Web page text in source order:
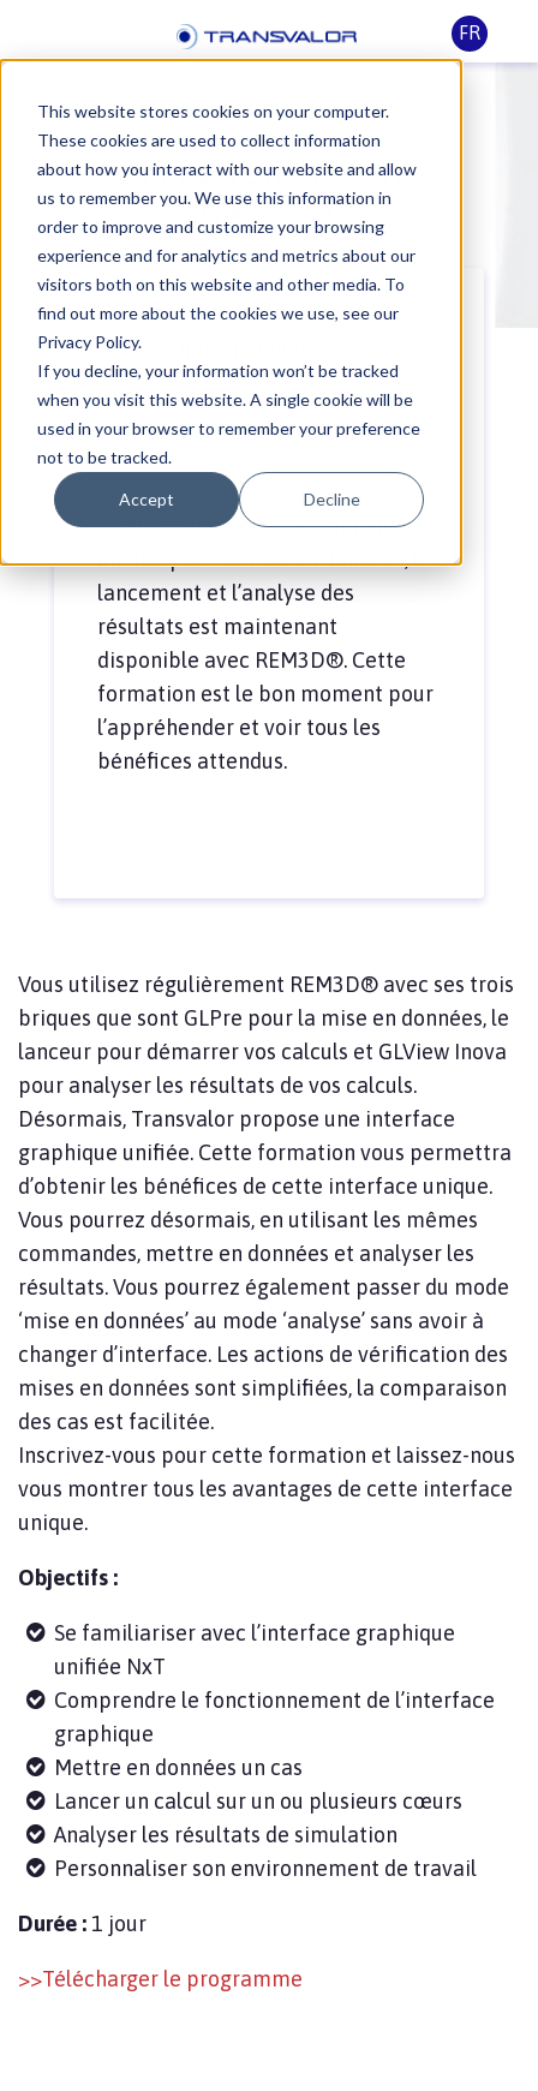
This website stores cookies on your computer.
These cookies are used to collect information
about how you interact with our website and allow
us to remember you. We use this information in
order to improve and customize your browsing
experience and for analytics and metrics about our
visitors both on this website and other media. To
find out more about the cookies we use, see our
Privacy Policy.
If you decline, your information won’t be tracked
when you visit this website. A single cookie will be
used in your browser to remember your preference
not to be tracked.
Accept Decline
FR
Formation REM3D®
NxT 3.0
Niveau :
Intra-entreprise :Oui
La nouvelle interface graphique
unifiée pour la mise en données, le
lancement et l’analyse des
résultats est maintenant
disponible avec REM3D®. Cette
formation est le bon moment pour
l’appréhender et voir tous les
bénéfices attendus.
Vous utilisez régulièrement REM3D® avec ses trois
briques que sont GLPre pour la mise en données, le
lanceur pour démarrer vos calculs et GLView Inova
pour analyser les résultats de vos calculs.
Désormais, Transvalor propose une interface
graphique unifiée. Cette formation vous permettra
d’obtenir les bénéfices de cette interface unique.
Vous pourrez désormais, en utilisant les mêmes
commandes, mettre en données et analyser les
résultats. Vous pourrez également passer du mode
‘mise en données’ au mode ‘analyse’ sans avoir à
changer d’interface. Les actions de vérification des
mises en données sont simplifiées, la comparaison
des cas est facilitée.
Inscrivez-vous pour cette formation et laissez-nous
vous montrer tous les avantages de cette interface
unique.
Objectifs :
Se familiariser avec l’interface graphique
unifiée NxT
Comprendre le fonctionnement de l’interface
graphique
Mettre en données un cas
Lancer un calcul sur un ou plusieurs cœurs
Analyser les résultats de simulation
Personnaliser son environnement de travail
Durée : 1 jour
>>Télécharger le programme